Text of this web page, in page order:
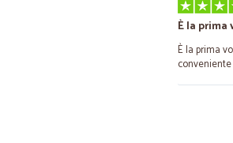
È la
È la prima